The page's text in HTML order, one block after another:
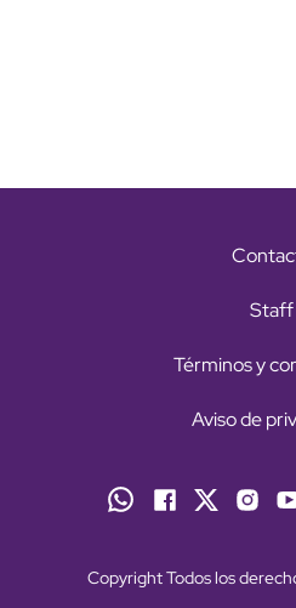
Staff
Términos y
Aviso de
Copyright Todos los